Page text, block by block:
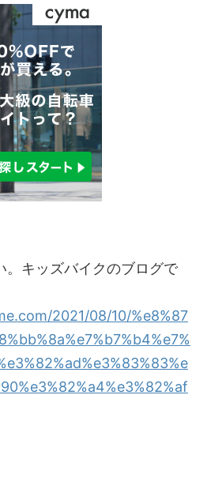
。キッズバイクのブログで
2021/08/10/%e8%87